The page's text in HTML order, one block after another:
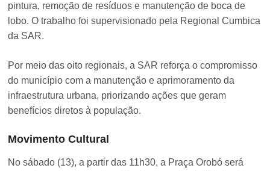
pintura, remoção de resíduos e manutenção de boca de
lobo. O trabalho foi supervisionado pela Regional Cumbica
da SAR.
Por meio das oito regionais, a SAR reforça o compromisso
do município com a manutenção e aprimoramento da
infraestrutura urbana, priorizando ações que geram
benefícios diretos à população.
Movimento Cultural
No sábado (13), a partir das 11h30, a Praça Orobó será